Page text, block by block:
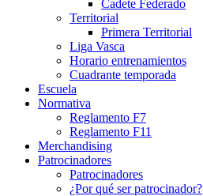
Cadete Federado
Territorial
Primera Territorial
Liga Vasca
Horario entrenamientos
Cuadrante temporada
Escuela
Normativa
Reglamento F7
Reglamento F11
Merchandising
Patrocinadores
Patrocinadores
¿Por qué ser patrocinador?